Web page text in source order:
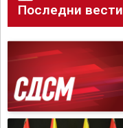
Последни вести